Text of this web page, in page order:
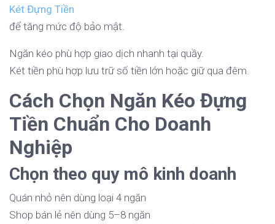
Két Đựng Tiền
để tăng mức độ bảo mật.
Ngăn kéo phù hợp giao dịch nhanh tại quầy.
Két tiền phù hợp lưu trữ số tiền lớn hoặc giữ qua đêm.
Cách Chọn Ngăn Kéo Đựng
Tiền Chuẩn Cho Doanh
Nghiệp
Chọn theo quy mô kinh doanh
Quán nhỏ nên dùng loại 4 ngăn
Shop bán lẻ nên dùng 5–8 ngăn